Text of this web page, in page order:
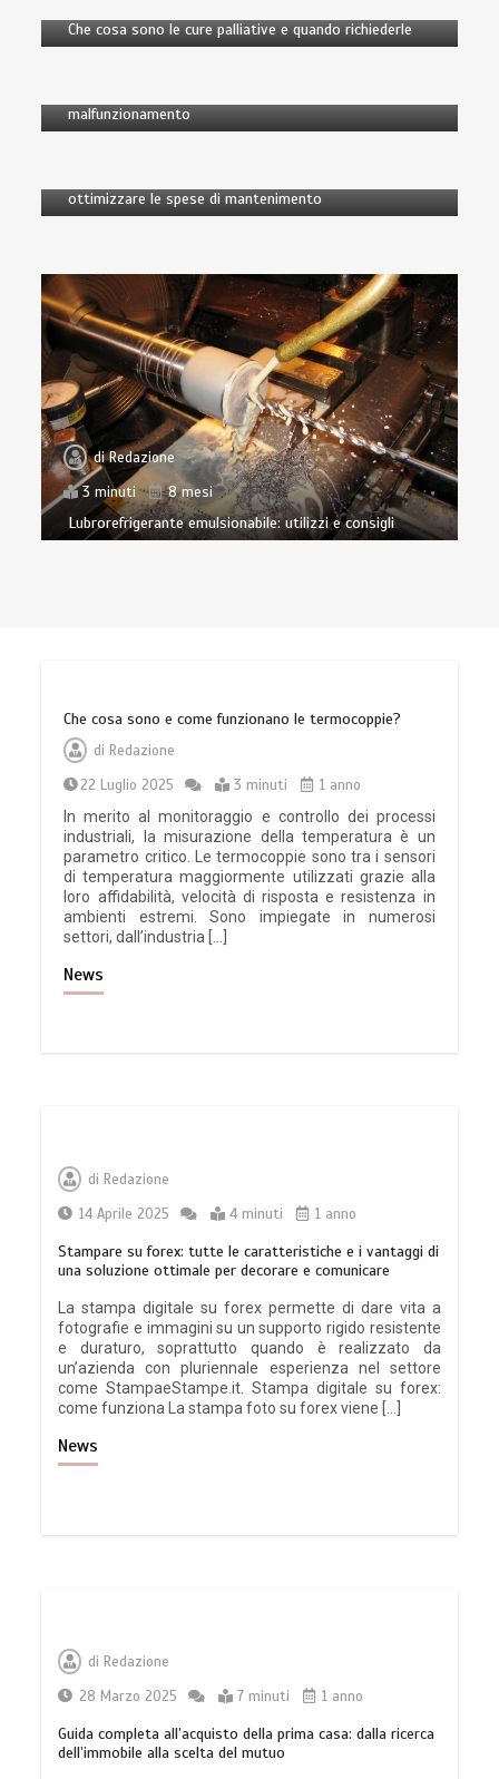
Che cosa sono le cure palliative e quando richiederle
diRedazione
malfunzionamento
diRedazione
ottimizzare le spese di mantenimento
diRedazione
3 minuti
8 mesi
Lubrorefrigerante emulsionabile: utilizzi e consigli
Che cosa sono e come funzionano le termocoppie?
di Redazione
22 Luglio 2025
3 minuti
1 anno
In merito al monitoraggio e controllo dei processi
industriali, la misurazione della temperatura è un
parametro critico. Le termocoppie sono tra i sensori
di temperatura maggiormente utilizzati grazie alla
loro affidabilità, velocità di risposta e resistenza in
ambienti estremi. Sono impiegate in numerosi
settori, dall’industria […]
News
di Redazione
14 Aprile 2025
4 minuti 1 anno
Stampare su forex: tutte le caratteristiche e i vantaggi di
una soluzione ottimale per decorare e comunicare
La stampa digitale su forex permette di dare vita a
fotografie e immagini su un supporto rigido resistente
e duraturo, soprattutto quando è realizzato da
un’azienda con pluriennale esperienza nel settore
come StampaeStampe.it. Stampa digitale su forex:
come funziona La stampa foto su forex viene […]
News
di Redazione
28 Marzo 2025
7 minuti 1 anno
Guida completa all’acquisto della prima casa: dalla ricerca
dell’immobile alla scelta del mutuo